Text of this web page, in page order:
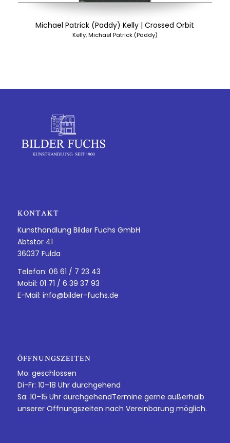
Michael Patrick (Paddy) Kelly | Crossed Orbit
Kelly, Michael Patrick (Paddy)
KONTAKT
Kunsthandlung Bilder Fuchs GmbH
Abtstor 41
36037 Fulda
Telefon: 06 61 / 7 23 43
Mobil: 01 71 / 6 39 37 93
E-Mail: info@bilder-fuchs.de
ÖFFNUNGSZEITEN
Mo: geschlossen
Di-Fr: 10–18 Uhr durchgehend
Sa: 10–15 Uhr durchgehendTermine gerne außerhalb
unserer Öffnungszeiten nach Vereinbarung möglich.